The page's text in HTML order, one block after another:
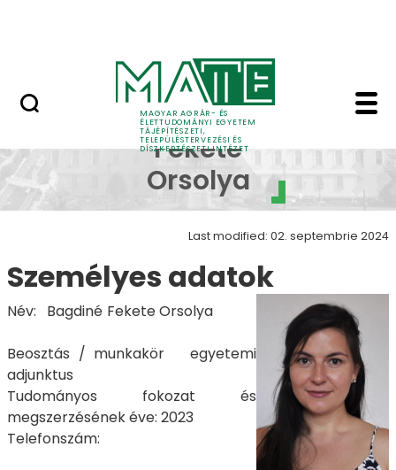
MAGYAR AGRÁR- ÉS
ÉLETTUDOMÁNYI EGYETEM
TÁJÉPÍTÉSZETI,
TELEPÜLÉSTERVEZÉSI ÉS
DÍSZKERTÉSZETI INTÉZET
Bagdiné Fekete
Bagdiné
Fekete
Orsolya
Last modified: 02. septembrie 2024
Személyes adatok
Név: Bagdiné Fekete Orsolya
Beosztás / munkakör egyetemi
adjunktus
Tudományos fokozat és
megszerzésének éve: 2023
Telefonszám: